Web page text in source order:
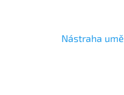
Nástraha